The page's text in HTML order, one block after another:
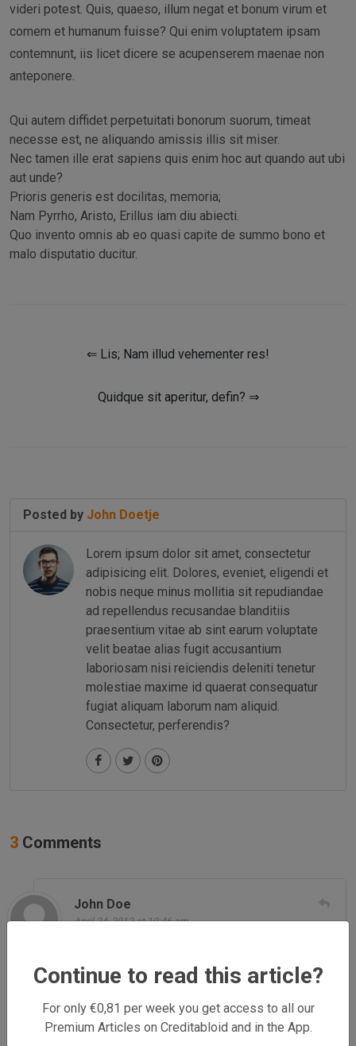
Continue to read this article?
For only €0,81 per week you get access to all our
Premium Articles on Creditabloid and in the App.
videri potest. Quis, quaeso, illum negat et bonum virum et
comem et humanum fuisse? Qui enim voluptatem ipsam
contemnunt, iis licet dicere se acupenserem maenae non
anteponere.
Qui autem diffidet perpetuitati bonorum suorum, timeat
necesse est, ne aliquando amissis illis sit miser.
Nec tamen ille erat sapiens quis enim hoc aut quando aut ubi
aut unde?
Prioris generis est docilitas, memoria;
Nam Pyrrho, Aristo, Erillus iam diu abiecti.
Quo invento omnis ab eo quasi capite de summo bono et
malo disputatio ducitur.
⇐ Lis; Nam illud vehementer res!
Quidque sit aperitur, defin? ⇒
Posted by John Doetje
Lorem ipsum dolor sit amet, consectetur
adipisicing elit. Dolores, eveniet, eligendi et
nobis neque minus mollitia sit repudiandae
ad repellendus recusandae blanditiis
praesentium vitae ab sint earum voluptate
velit beatae alias fugit accusantium
laboriosam nisi reiciendis deleniti tenetur
molestiae maxime id quaerat consequatur
fugiat aliquam laborum nam aliquid.
Consectetur, perferendis?
3 Comments
John Doe
April 24, 2012 at 10:46 am
pharetra augue. Nullam id dolor id nibh
erat a ante venenatis dapibus posuere velit
aliquet.